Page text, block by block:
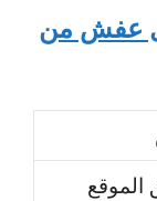
عفش من